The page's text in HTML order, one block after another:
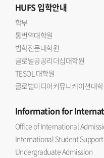
HUFS입학안내
학부
통번역대학원
법학전문대학원
글로벌공공리더십대학원
TESOL 대학원
글로벌미디어커뮤니케이션대
Informationfor
Office of International
International Student Support
Undergraduate Admission